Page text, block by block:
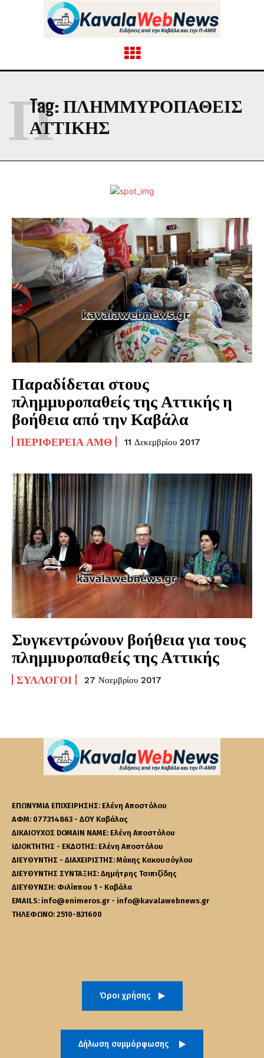
Tag: ΠΛΗΜΜΥΡΟΠΑΘΕΊΣ
ΑΤΤΙΚΉΣ
Π
Παραδίδεται στους
πλημμυροπαθείς της Αττικής η
βοήθεια από την Καβάλα
ΠΕΡΙΦΈΡΕΙΑ ΑΜΘ 11 Δεκεμβρίου 2017
Συγκεντρώνουν βοήθεια για τους
πλημμυροπαθείς της Αττικής
ΣΎΛΛΟΓΟΙ 27 Νοεμβρίου 2017
ΕΠΩΝΥΜΙΑ ΕΠΙΧΕΙΡΗΣΗΣ: Ελένη Αποστόλου
ΑΦΜ: 077314863 - ΔΟΥ Καβάλας
ΔΙΚΑΙΟΥΧΟΣ DOMAIN NAME: Ελένη Αποστόλου
ΙΔΙΟΚΤΗΤΗΣ - ΕΚΔΟΤΗΣ: Ελένη Αποστόλου
ΔΙΕΥΘΥΝΤΗΣ - ΔΙΑΧΕΙΡΙΣΤΗΣ: Μάκης Κακουσόγλου
ΔΙΕΥΘΥΝΤΗΣ ΣΥΝΤΑΞΗΣ: Δημήτρης Τσιπιζίδης
ΔΙΕΥΘΥΝΣΗ: Φιλίππου 1 - Καβάλα
EMAILS: info@enimeros.gr - info@kavalawebnews.gr
ΤΗΛΕΦΩΝΟ: 2510-831600
Όροι χρήσης
Δήλωση συμμόρφωσης